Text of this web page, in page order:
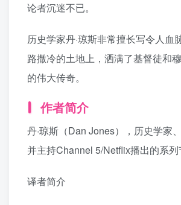
论者沉迷不已。
历史学家丹·琼斯非常擅长写令人
路撒冷的土地上，洒满了基督徒和
的伟大传奇。
作者简介
丹·琼斯（Dan Jones），历史学家
并主持Channel 5/Netflix播出的系
译者简介